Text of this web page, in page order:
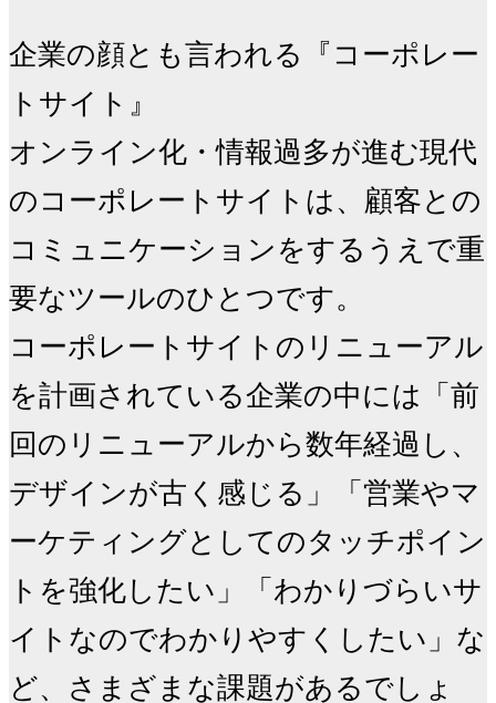
企業の顔とも言われる『コーポレー
トサイト』
オンライン化・情報過多が進む現代
のコーポレートサイトは、顧客との
コミュニケーションをするうえで重
要なツールのひとつです。
コーポレートサイトのリニューアル
を計画されている企業の中には「前
回のリニューアルから数年経過し、
デザインが古く感じる」「営業やマ
ーケティングとしてのタッチポイン
トを強化したい」「わかりづらいサ
イトなのでわかりやすくしたい」な
ど、さまざまな課題があるでしょ